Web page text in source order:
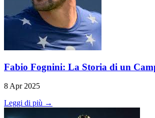
Fabio Fognini: La Storia di un
8 Apr 2025
Leggi di più →